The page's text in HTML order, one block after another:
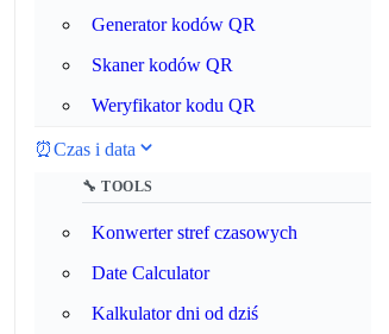
Generator kodów QR
Skaner kodów QR
Weryfikator kodu QR
⏰Czas i data
🔧 TOOLS
Konwerter stref czasowych
Date Calculator
Kalkulator dni od dziś